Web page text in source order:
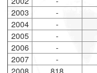
2003
-
2004
-
2005
-
2006
-
2007
-